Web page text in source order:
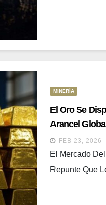
MINERÍA
El Oro Se
Arancel
FEB 23, 2026
El Mercado
Repunte Que